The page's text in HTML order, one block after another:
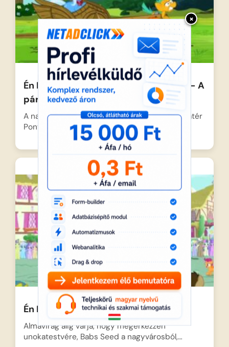
×
Én Kicsi Pónim Varázslatos Barátság – A
párbaj
A nagyravágyó és bosszúszomjas Trixie visszatér
Ponyville-be, miután szert tett…
Én Kicsi Pónim – Rossz rokon
Almavirág alig várja, hogy megérkezzen
unokatestvére, Babs Seed a nagyvárosból,…